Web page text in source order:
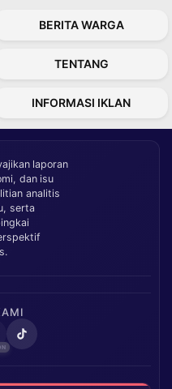
BERITA WARGA
TENTANG
INFORMASI IKLAN
laporan
dan isu
analitis
serta